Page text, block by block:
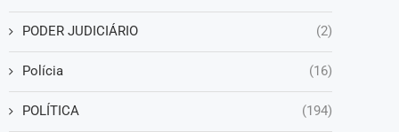
PODER JUDICIÁRIO (2)
Polícia (16)
POLÍTICA (194)